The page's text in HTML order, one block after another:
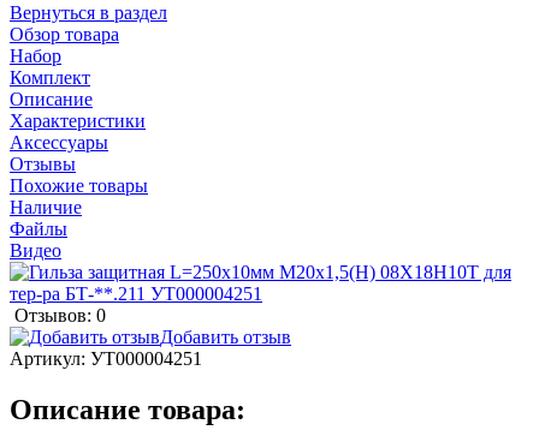
Вернуться в раздел
Обзор товара
Набор
Комплект
Описание
Характеристики
Аксессуары
Отзывы
Похожие товары
Наличие
Файлы
Видео
Отзывов: 0
Добавить отзыв
Артикул: УТ000004251
Описание товара: